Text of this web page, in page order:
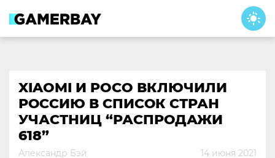
content
XIAOMI И POCO ВКЛЮЧИЛИ
РОССИЮ В СПИСОК СТРАН
УЧАСТНИЦ “РАСПРОДАЖИ
618”
Александр Бэй 14 июня 2021